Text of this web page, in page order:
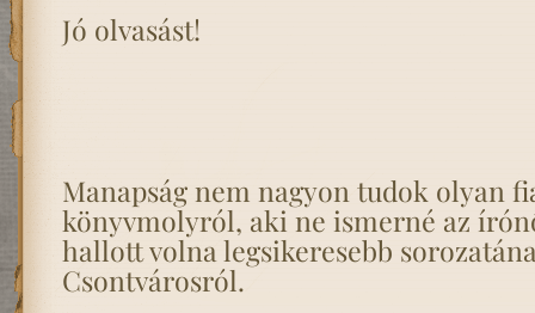
Jó olvasást!
Manapság nem nagyon tudok olyan
könyvmolyról, aki ne ismerné az
hallott volna legsikeresebb
Csontvárosról.